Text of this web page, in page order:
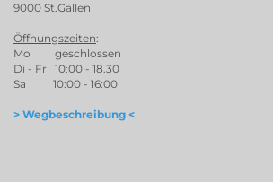
9000 St.Gallen
Öffnungszeiten:
Mo geschlossen
Di - Fr 10:00 - 18.30
Sa 10:00 - 16:00
> Wegbeschreibung <